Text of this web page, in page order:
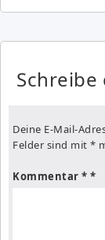
Deine E-Mail-
Felder sind mit *
Kommentar *